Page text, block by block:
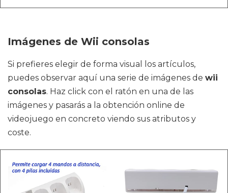
Imágenes de Wii consolas
Si prefieres elegir de forma visual los artículos,
puedes observar aquí una serie de imágenes de wii
consolas. Haz click con el ratón en una de las
imágenes y pasarás a la obtención online de
videojuego en concreto viendo sus atributos y
coste.